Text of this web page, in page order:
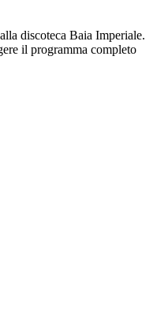
discoteca Baia Imperiale.
il programma completo